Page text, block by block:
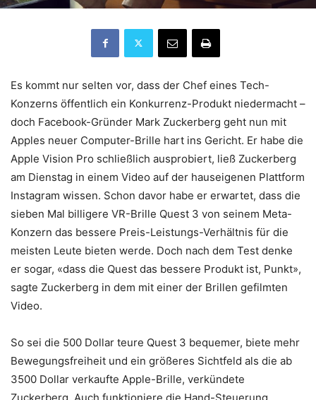
Es kommt nur selten vor, dass der Chef eines Tech-
Konzerns öffentlich ein Konkurrenz-Produkt niedermacht –
doch Facebook-Gründer Mark Zuckerberg geht nun mit
Apples neuer Computer-Brille hart ins Gericht. Er habe die
Apple Vision Pro schließlich ausprobiert, ließ Zuckerberg
am Dienstag in einem Video auf der hauseigenen Plattform
Instagram wissen. Schon davor habe er erwartet, dass die
sieben Mal billigere VR-Brille Quest 3 von seinem Meta-
Konzern das bessere Preis-Leistungs-Verhältnis für die
meisten Leute bieten werde. Doch nach dem Test denke
er sogar, «dass die Quest das bessere Produkt ist, Punkt»,
sagte Zuckerberg in dem mit einer der Brillen gefilmten
Video.
So sei die 500 Dollar teure Quest 3 bequemer, biete mehr
Bewegungsfreiheit und ein größeres Sichtfeld als die ab
3500 Dollar verkaufte Apple-Brille, verkündete
Zuckerberg. Auch funktioniere die Hand-Steuerung